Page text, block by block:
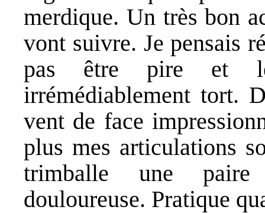
merdique. Un très bon
vont suivre. Je pensais
pas être pire et le
irrémédiablement tort.
vent de face
plus mes articulations
trimballe une paire
douloureuse. Pratique